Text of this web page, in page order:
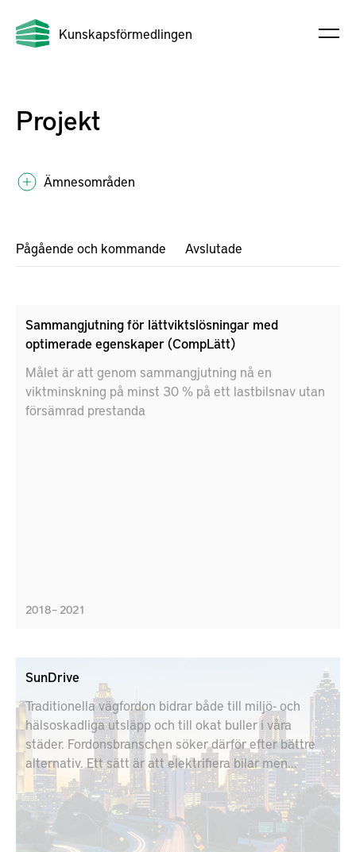
Kunskapsförmedlingen
Projekt
Ämnesområden
Pågående och kommande Avslutade
Sammangjutning för lättviktslösningar med
optimerade egenskaper (CompLätt)
Målet är att genom sammangjutning nå en
viktminskning på minst 30 % på ett lastbilsnav utan
försämrad prestanda
2018 – 2021
SunDrive
Traditionella vägfordon bidrar både till miljö- och
hälsoskadliga utsläpp och till okat buller i våra
städer. Fordonsbranschen söker därför efter bättre
alternativ. Ett sätt är att elektrifiera bilar men
tekniken brottas fortfarande med problem.
Framförallt är det batteriernas begränsade kapacitet
som hindrar ett verkligt genombrott.